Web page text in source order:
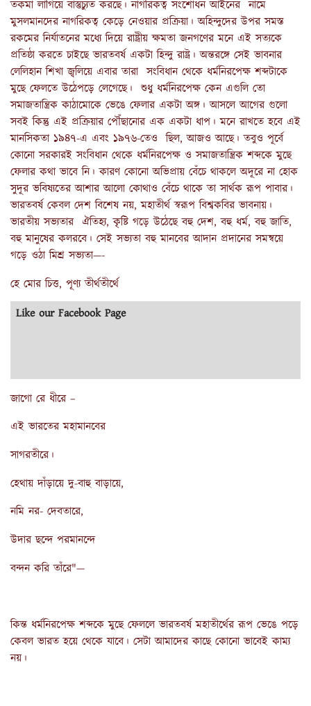
তকমা লাগিয়ে বাস্তুচ্যুত করছে। নাগরিকত্ব সংশোধন আইনের নামে
মুসলমানদের নাগরিকত্ব কেড়ে নেওয়ার প্রক্রিয়া। অহিন্দুদের উপর সমস্ত
রকমের নির্যাতনের মধ্যে দিয়ে রাষ্ট্রীয় ক্ষমতা জনগণের মনে এই সত্যকে
প্রতিষ্ঠা করতে চাইছে ভারতবর্ষ একটা হিন্দু রাষ্ট্র। অন্তরঙ্গে সেই ভাবনার
লেলিহান শিখা জ্বলিয়ে এবার তারা সংবিধান থেকে ধর্মনিরপেক্ষ শব্দটাকে
মুছে ফেলতে উঠেপড়ে লেগেছে। শুধু ধর্মনিরপেক্ষ কেন এগুলি তো
সমাজতান্ত্রিক কাঠামোকে ভেঙে ফেলার একটা অঙ্গ। আসলে আগের গুলো
সবই কিন্তু এই প্রক্রিয়ার পৌঁছানোর এক একটা ধাপ। মনে রাখতে হবে এই
মানসিকতা ১৯৪৭-এ এবং ১৯৭৬-তেও ছিল, আজও আছে। তবুও পূর্বে
কোনো সরকারই সংবিধান থেকে ধর্মনিরপেক্ষ ও সমাজতান্ত্রিক শব্দকে মুছে
ফেলার কথা ভাবে নি। কারণ কোনো অভিপ্রায় বেঁচে থাকলে অদূরে না হোক
সুদূর ভবিষ্যতের আশার আলো কোথাও বেঁচে থাকে তা সার্থক রূপ পাবার।
ভারতবর্ষ কেবল দেশ বিশেষ নয়, মহাতীর্থ স্বরূপ বিশ্বকবির ভাবনায়।
ভারতীয় সভ্যতার ঐতিহ্য, কৃষ্টি গড়ে উঠেছে বহু দেশ, বহু ধর্ম, বহু জাতি,
বহু মানুষের কলরবে। সেই সভ্যতা বহু মানবের আদান প্রদানের সমন্বয়ে
গড়ে ওঠা মিশ্র সভ্যতা—-
হে মোর চিত্ত, পূণ্য তীর্থতীর্থে
Like our Facebook Page
জাগো রে ধীরে –
এই ভারতের মহামানবের
সাগরতীরে।
হেথায় দাঁড়ায়ে দু-বাহু বাড়ায়ে,
নমি নর- দেবতারে,
উদার ছন্দে পরমানন্দে
বন্দন করি তাঁরে"—
কিন্ত ধর্মনিরপেক্ষ শব্দকে মুছে ফেললে ভারতবর্ষ মহাতীর্থের রূপ ভেঙে পড়ে
কেবল ভারত হয়ে থেকে যাবে। সেটা আমাদের কাছে কোনো ভাবেই কাম্য
নয়।